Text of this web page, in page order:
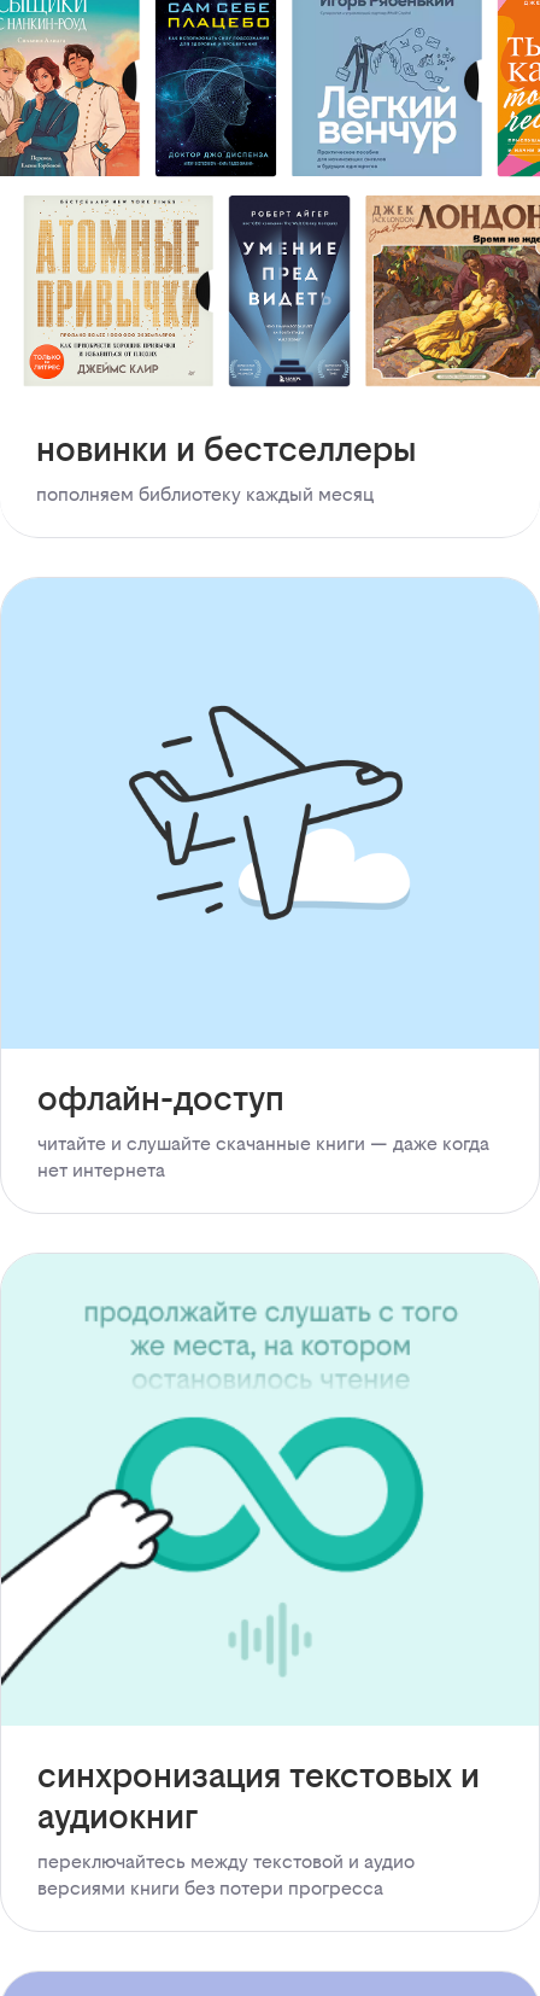
новинки и бестселлеры
пополняем библиотеку каждый месяц
офлайн-доступ
читайте и слушайте скачанные книги — даже когда
нет интернета
синхронизация текстовых и
аудиокниг
переключайтесь между текстовой и аудио
версиями книги без потери прогресса